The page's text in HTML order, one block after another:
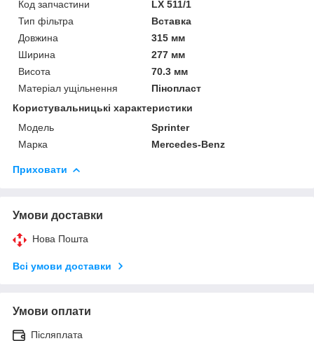
Код запчастини
LX 511/1
Тип фільтра
Вставка
Довжина
315 мм
Ширина
277 мм
Висота
70.3 мм
Матеріал ущільнення
Пінопласт
Користувальницькі характеристики
Модель
Sprinter
Марка
Mercedes-Benz
Приховати
Умови доставки
Нова Пошта
Всі умови доставки
Умови оплати
Післяплата